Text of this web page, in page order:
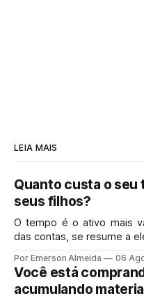
LEIA MAIS
Quanto custa o seu
seus filhos?
O tempo é o ativo mais
das contas, se resume a
Por Emerson Almeida 06
Você está
acumulando